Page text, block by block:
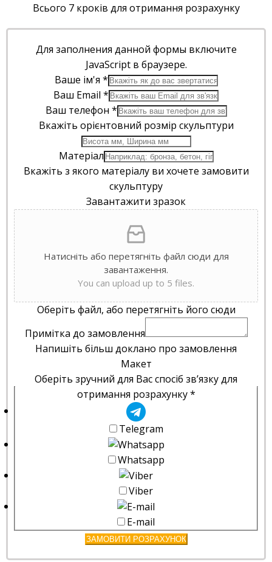
Всього 7 кроків для отримання розрахунку
Для заполнения данной формы включите
JavaScript в браузере.
Ваше ім'я *
Ваш Email *
Ваш телефон *
Вкажіть орієнтовний розмір скульптури
Матеріал
Вкажіть з якого матеріалу ви хочете замовити
скульптуру
Завантажити зразок
Натисніть або перетягніть файл сюди для
завантаження.
You can upload up to 5 files.
Оберіть файл, або перетягніть його сюди
Примітка до замовлення
Напишіть більш доклано про замовлення
Макет
Оберіть зручний для Вас спосіб зв’язку для
отримання розрахунку*
Telegram
Whatsapp
Viber
E-mail
ЗАМОВИТИ РОЗРАХУНОК